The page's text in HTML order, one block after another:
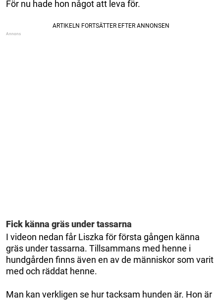
För nu hade hon något att leva för.
Fick känna gräs under tassarna
I videon nedan får Liszka för första gången känna
gräs under tassarna. Tillsammans med henne i
hundgården finns även en av de människor som varit
med och räddat henne.
Man kan verkligen se hur tacksam hunden är. Hon är